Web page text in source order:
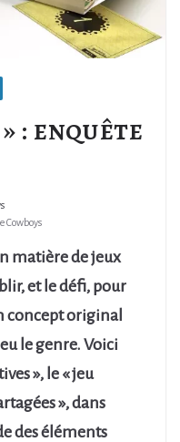
: enquête
Cowboys
matière de jeux
et le défi, pour
concept original
le genre. Voici
», le « jeu
», dans
des éléments